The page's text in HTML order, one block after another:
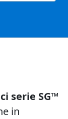
serie SG™
in